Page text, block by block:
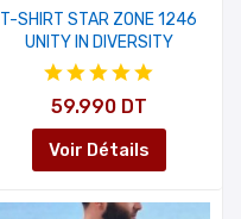
T-SHIRT STAR ZONE 1246
UNITY IN DIVERSITY
59.990 DT
Voir Détails